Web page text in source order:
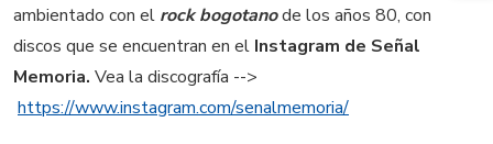
ambientado con el rock bogotanode los años 80, con
discos que se encuentran en el Instagram de Señal
Memoria. Vea la discografía -->
https://www.instagram.com/senalmemoria/